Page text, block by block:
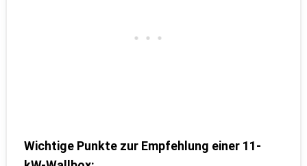
Wichtige Punkte zur Empfehlung einer 11-